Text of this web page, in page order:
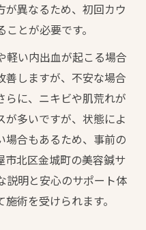
が異なるため、初回カウ
とが必要です。
軽い内出血が起こる場合
善しますが、不安な場合
らに、ニキビや肌荒れが
が多いですが、状態によ
場合もあるため、事前の
市北区金城町の美容鍼サ
説明と安心のサポート体
術を受けられます。